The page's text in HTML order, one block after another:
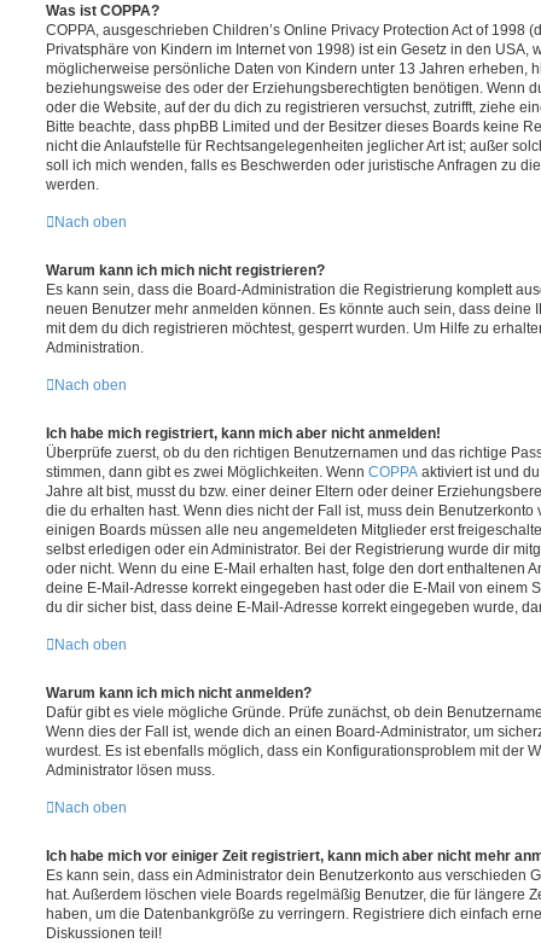
Was ist COPPA?
COPPA, ausgeschrieben Children’s Online Privacy Protection Act of 1998
Privatsphäre von Kindern im Internet von 1998) ist ein Gesetz in den USA,
möglicherweise persönliche Daten von Kindern unter 13 Jahren erheben,
beziehungsweise des oder der Erziehungsberechtigten benötigen. Wenn
oder die Website, auf der du dich zu registrieren versuchst, zutrifft, ziehe
Bitte beachte, dass phpBB Limited und der Besitzer dieses Boards keine
nicht die Anlaufstelle für Rechtsangelegenheiten jeglicher Art ist; außer
soll ich mich wenden, falls es Beschwerden oder juristische Anfragen zu
werden.
Nach oben
Warum kann ich mich nicht registrieren?
Es kann sein, dass die Board-Administration die Registrierung komplett
neuen Benutzer mehr anmelden können. Es könnte auch sein, dass deine
mit dem du dich registrieren möchtest, gesperrt wurden. Um Hilfe zu
Administration.
Nach oben
Ich habe mich registriert, kann mich aber nicht anmelden!
Überprüfe zuerst, ob du den richtigen Benutzernamen und das richtige
stimmen, dann gibt es zwei Möglichkeiten. Wenn COPPA aktiviert ist und
Jahre alt bist, musst du bzw. einer deiner Eltern oder deiner
die du erhalten hast. Wenn dies nicht der Fall ist, muss dein
einigen Boards müssen alle neu angemeldeten Mitglieder erst
selbst erledigen oder ein Administrator. Bei der Registrierung wurde dir
oder nicht. Wenn du eine E-Mail erhalten hast, folge den dort enthaltenen
deine E-Mail-Adresse korrekt eingegeben hast oder die E-Mail von einem
du dir sicher bist, dass deine E-Mail-Adresse korrekt eingegeben wurde,
Nach oben
Warum kann ich mich nicht anmelden?
Dafür gibt es viele mögliche Gründe. Prüfe zunächst, ob dein
Wenn dies der Fall ist, wende dich an einen Board-Administrator, um
wurdest. Es ist ebenfalls möglich, dass ein Konfigurationsproblem mit der
Administrator lösen muss.
Nach oben
Ich habe mich vor einiger Zeit registriert, kann mich aber nicht mehr
Es kann sein, dass ein Administrator dein Benutzerkonto aus verschieden
hat. Außerdem löschen viele Boards regelmäßig Benutzer, die für längere
haben, um die Datenbankgröße zu verringern. Registriere dich einfach
Diskussionen teil!